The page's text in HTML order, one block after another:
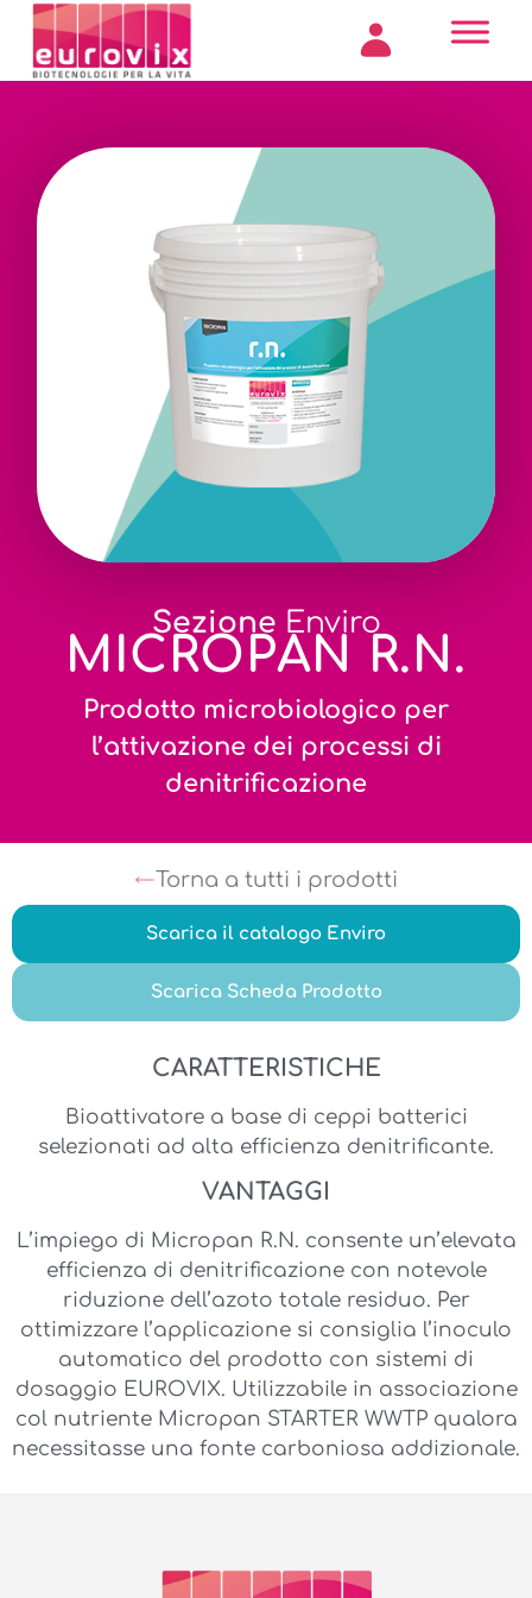
Sezione Enviro
MICROPAN R.N.
Prodotto microbiologico per
l’attivazione dei processi di
denitrificazione
Torna a tutti i prodotti
Scarica il catalogo Enviro
Scarica Scheda Prodotto
CARATTERISTICHE
Bioattivatore a base di ceppi batterici
selezionati ad alta efficienza denitrificante.
VANTAGGI
L’impiego di Micropan R.N. consente un’elevata
efficienza di denitrificazione con notevole
riduzione dell’azoto totale residuo. Per
ottimizzare l’applicazione si consiglia l’inoculo
automatico del prodotto con sistemi di
dosaggio EUROVIX. Utilizzabile in associazione
col nutriente Micropan STARTER WWTP qualora
necessitasse una fonte carboniosa addizionale.